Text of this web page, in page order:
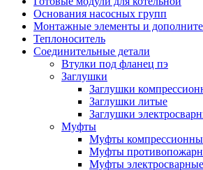
Основания насосных групп
Монтажные элементы и
Теплоноситель
Соединительные детали
Втулки под фланец пэ
Заглушки
Заглушки
Заглушки литые
Заглушки
Муфты
Муфты
Муфты
Муфты электросварные